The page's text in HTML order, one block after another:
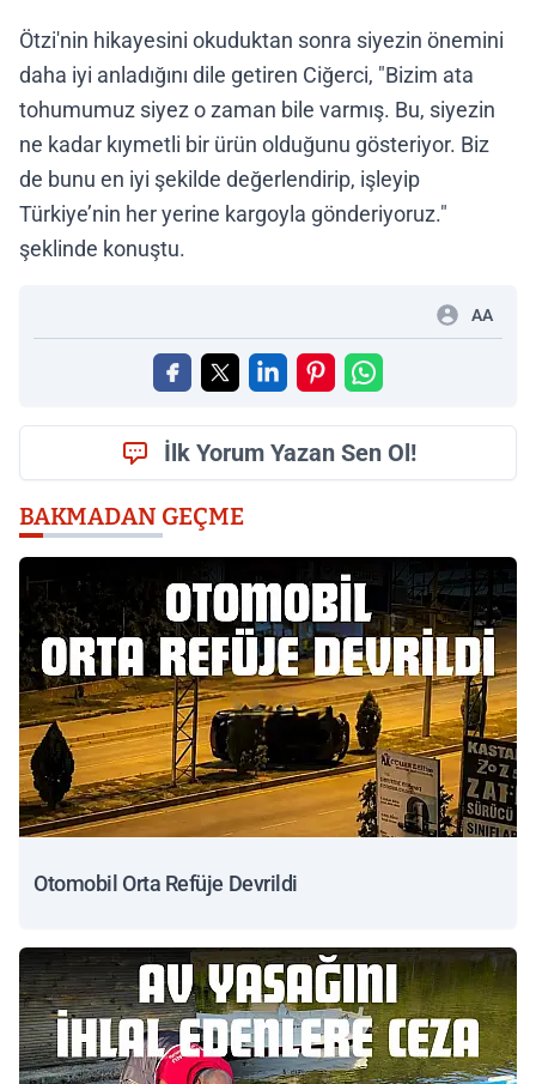
Ötzi'nin hikayesini okuduktan sonra siyezin önemini
daha iyi anladığını dile getiren Ciğerci, "Bizim ata
tohumumuz siyez o zaman bile varmış. Bu, siyezin
ne kadar kıymetli bir ürün olduğunu gösteriyor. Biz
de bunu en iyi şekilde değerlendirip, işleyip
Türkiye’nin her yerine kargoyla gönderiyoruz."
şeklinde konuştu.
AA
İlk Yorum Yazan Sen Ol!
BAKMADAN GEÇME
Otomobil Orta Refüje Devrildi